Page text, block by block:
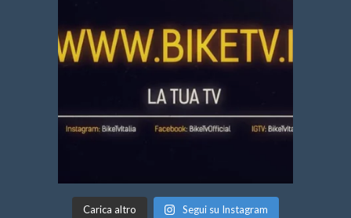
Carica altro Segui su Instagram